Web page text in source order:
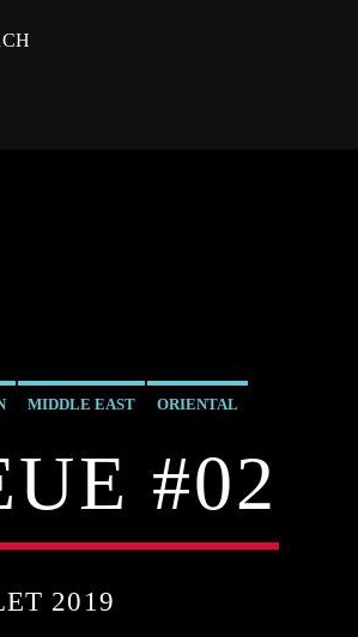
MIDDLE EAST ORIENTAL
#02
2019